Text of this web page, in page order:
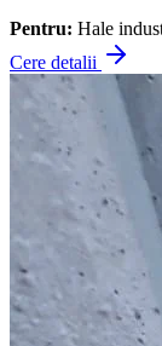
Pentru: Hale
Cere detalii